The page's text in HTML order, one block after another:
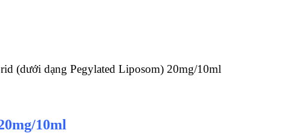
(dưới dạng Pegylated Liposom) 20mg/10ml
10ml